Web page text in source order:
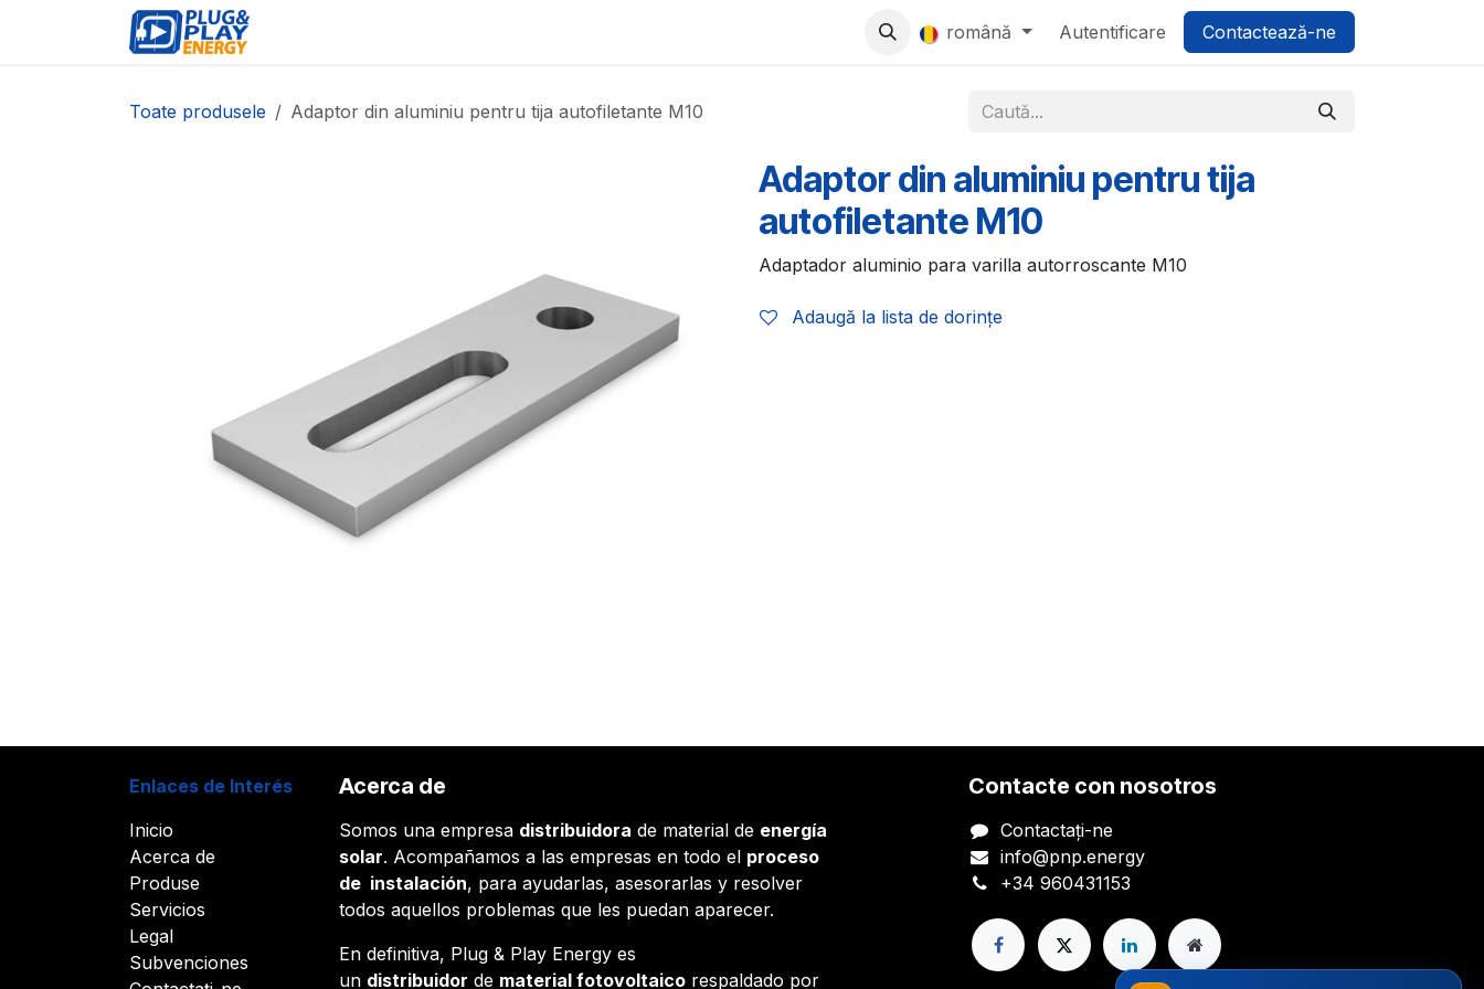
0 română Autentificare Contactează-ne
Toate produsele Adaptor din aluminiu pentru tija autofiletante M10
Adaptor din aluminiu pentru tija
autofiletante M10
Adaptador aluminio para varilla autorroscante M10
Adaugă la lista de dorințe
Enlaces de Interés
Inicio
Acerca de
Produse
Servicios
Legal
Subvenciones
Acerca de
Somos una empresa distribuidora de material de energía
solar. Acompañamos a las empresas en todo el proceso
de instalación, para ayudarlas, asesorarlas y resolver
todos aquellos problemas que les puedan aparecer.
En definitiva, Plug & Play Energy es
un distribuidor de material fotovoltaico respaldado por
Contacte con nosotros
Contactați-ne
info@pnp.energy
+34 960431153